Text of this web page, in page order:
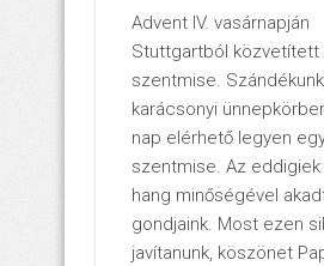
Advent IV. vasárnapján
Stuttgartból közvetített
szentmise.
karácsonyi
nap elérhető legyen
szentmise. Az eddigiek
hang minőségével
gondjaink. Most ezen
javítanunk, köszönet